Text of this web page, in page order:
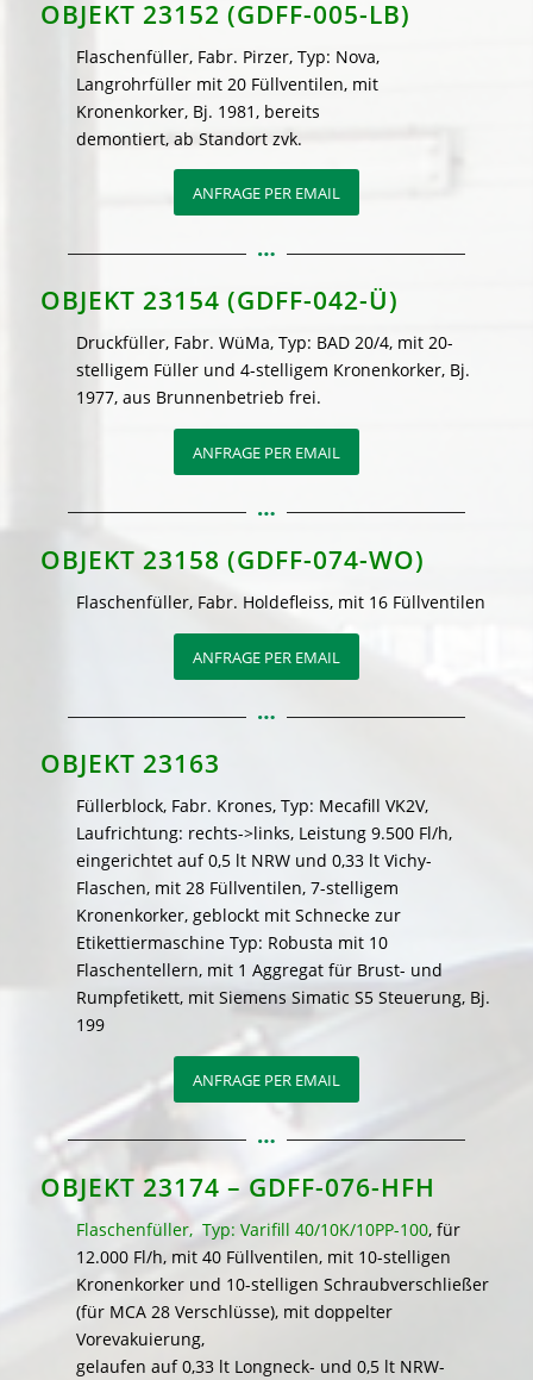
OBJEKT 23152 (GDFF-005-LB)
Flaschenfüller, Fabr. Pirzer, Typ: Nova,
Langrohrfüller mit 20 Füllventilen, mit
Kronenkorker, Bj. 1981, bereits
demontiert, ab Standort zvk.
ANFRAGE PER EMAIL
OBJEKT 23154 (GDFF-042-Ü)
Druckfüller, Fabr. WüMa, Typ: BAD 20/4, mit 20-
stelligem Füller und 4-stelligem Kronenkorker, Bj.
1977, aus Brunnenbetrieb frei.
ANFRAGE PER EMAIL
OBJEKT 23158 (GDFF-074-WO)
Flaschenfüller, Fabr. Holdefleiss, mit 16 Füllventilen
ANFRAGE PER EMAIL
OBJEKT 23163
Füllerblock, Fabr. Krones, Typ: Mecafill VK2V,
Laufrichtung: rechts->links, Leistung 9.500 Fl/h,
eingerichtet auf 0,5 lt NRW und 0,33 lt Vichy-
Flaschen, mit 28 Füllventilen, 7-stelligem
Kronenkorker, geblockt mit Schnecke zur
Etikettiermaschine Typ: Robusta mit 10
Flaschentellern, mit 1 Aggregat für Brust- und
Rumpfetikett, mit Siemens Simatic S5 Steuerung, Bj.
199
ANFRAGE PER EMAIL
OBJEKT 23174 – GDFF-076-HFH
Flaschenfüller, Typ: Varifill 40/10K/10PP-100, für
12.000 Fl/h, mit 40 Füllventilen, mit 10-stelligen
Kronenkorker und 10-stelligen Schraubverschließer
(für MCA 28 Verschlüsse), mit doppelter
Vorevakuierung,
gelaufen auf 0,33 lt Longneck- und 0,5 lt NRW-